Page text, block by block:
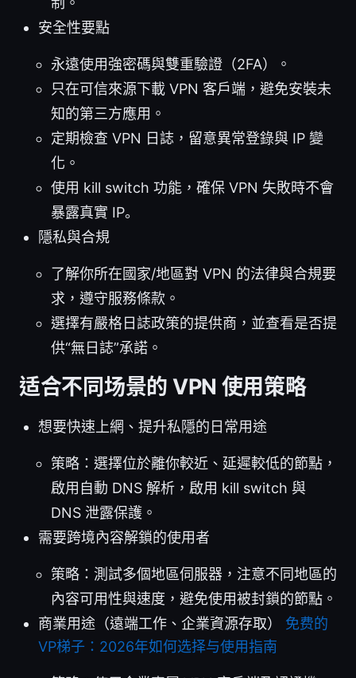
安全性要點
永遠使用強密碼與雙重驗證（2FA）。
只在可信來源下載 VPN 客戶端，避免安裝未
知的第三方應用。
定期檢查 VPN 日誌，留意異常登錄與 IP 變
化。
使用 kill switch 功能，確保 VPN 失敗時不會
暴露真實 IP。
隱私與合規
了解你所在國家/地區對 VPN 的法律與合規要
求，遵守服務條款。
選擇有嚴格日誌政策的提供商，並查看是否提
供“無日誌”承諾。
适合不同场景的 VPN 使用策略
想要快速上網、提升私隱的日常用途
策略：選擇位於離你較近、延遲較低的節點，
啟用自動 DNS 解析，啟用 kill switch 與
DNS 泄露保護。
需要跨境內容解鎖的使用者
策略：測試多個地區伺服器，注意不同地區的
內容可用性與速度，避免使用被封鎖的節點。
商業用途（遠端工作、企業資源存取） 免费的
VP梯子：2026年如何选择与使用指南